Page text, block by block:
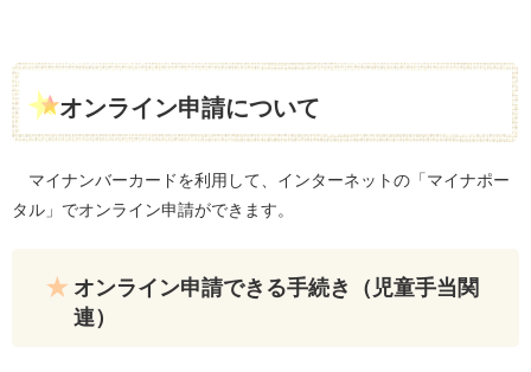
オンライン申請について
マイナンバーカードを利用して、インターネットの「マイナポー
タル」でオンライン申請ができます。
オンライン申請できる手続き（児童手当関
連）